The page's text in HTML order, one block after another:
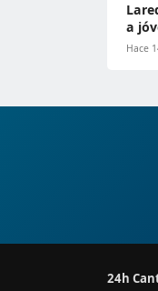
a
Hace
24h